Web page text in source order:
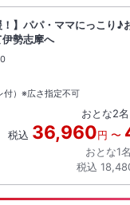
！】パパ・ママにっこり♪
勢志摩へ
クアウト
付）※広さ指定不可
おとな2名
税込 36,960円 〜
おとな1
税込